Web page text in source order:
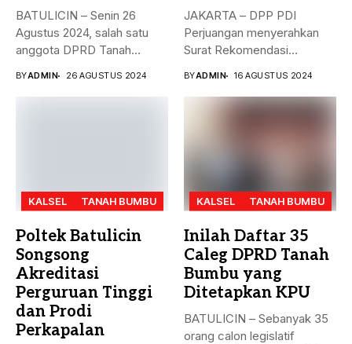
BATULICIN – Senin 26
Agustus 2024, salah satu
anggota DPRD Tanah
BYADMIN 26 AGUSTUS 2024
JAKARTA – DPP PDI
Perjuangan menyerahkan
Surat Rekomendasi
BYADMIN 16 AGUSTUS 2024
KALSEL TANAH BUMBU
Poltek Batulicin
Songsong
Akreditasi
Perguruan Tinggi
dan Prodi
Perkapalan
KALSEL TANAH BUMBU
Inilah Daftar 35
Caleg DPRD Tanah
Bumbu yang
Ditetapkan KPU
BATULICIN – Sebanyak 35
orang calon legislatif